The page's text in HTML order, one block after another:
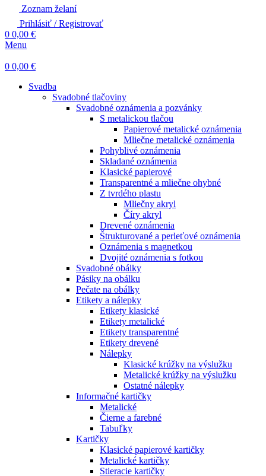
Zoznam želaní
Prihlásiť / Registrovať
0 0,00 €
Menu
0 0,00 €
Svadba
Svadobné tlačoviny
Svadobné oznámenia a pozvánky
S metalickou tlačou
Papierové metalické oznámenia
Mliečne metalické oznámenia
Pohyblivé oznámenia
Skladané oznámenia
Klasické papierové
Transparentné a mliečne ohybné
Z tvrdého plastu
Mliečny akryl
Číry akryl
Drevené oznámenia
Štrukturované a perleťové oznámenia
Oznámenia s magnetkou
Dvojité oznámenia s fotkou
Svadobné obálky
Pásiky na obálku
Pečate na obálky
Etikety a nálepky
Etikety klasické
Etikety metalické
Etikety transparentné
Etikety drevené
Nálepky
Klasické krúžky na výslužku
Metalické krúžky na výslužku
Ostatné nálepky
Informačné kartičky
Metalické
Čierne a farebné
Tabuľky
Kartičky
Klasické papierové kartičky
Metalické kartičky
Stieracie kartičky